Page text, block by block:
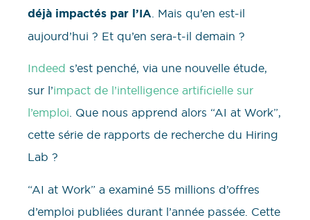
déjà impactés par l’IA. Mais qu’en est-il
aujourd’hui ? Et qu’en sera-t-il demain ?
Indeed s’est penché, via une nouvelle étude,
sur l’impact de l’intelligence artificielle sur
l’emploi. Que nous apprend alors “AI at Work”,
cette série de rapports de recherche du Hiring
Lab ?
“AI at Work” a examiné 55 millions d’offres
d’emploi publiées durant l’année passée. Cette